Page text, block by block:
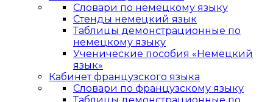
Словари по немецкому языку
Стенды немецкий язык
Таблицы демонстрационные по
немецкому языку
Ученические пособия «Немецкий
язык»
Кабинет французского языка
Словари по французскому языку